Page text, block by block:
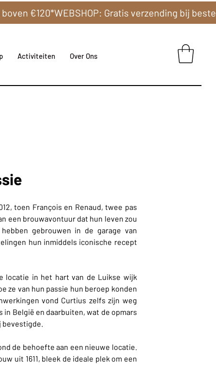
Activiteiten Over Ons
toen François en Renaud, twee pas
een brouwavontuur dat hun leven zou
gebrouwen in de garage van
hun inmiddels iconische recept
locatie in het hart van de Luikse wijk
ze van hun passie hun beroep konden
vond Curtius zelfs zijn weg
België en daarbuiten, wat de opmars
bevestigde.
de behoefte aan een nieuwe locatie.
uit 1611, bleek de ideale plek om een